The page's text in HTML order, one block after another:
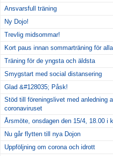
Ansvarsfull träning
Ny Dojo!
Trevlig midsommar!
Kort paus innan sommarträning för
Träning för de yngsta och äldsta
Smygstart med social distansering
Glad &#128035; Påsk!
Stöd till föreningslivet med anledning
coronaviruset
Årsmöte, onsdagen den 15/4, 18.00 i
Nu går flytten till nya Dojon
Uppföljning om corona och idrott